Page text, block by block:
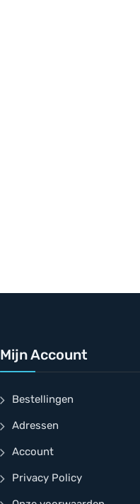
Mijn Account
Bestellingen
Adressen
Account
Privacy Policy